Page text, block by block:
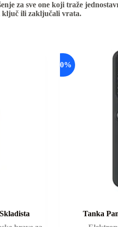
za sve one koji traže
ključ ili zaključali vrata.
-20%
Tanka